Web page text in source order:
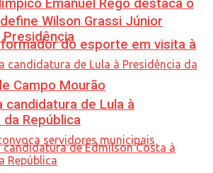
Emanuel Rego destaca o
do esporte em visita à
Campo Mourão
Wilson Grassi Júnior
candidatura de Lula à
República